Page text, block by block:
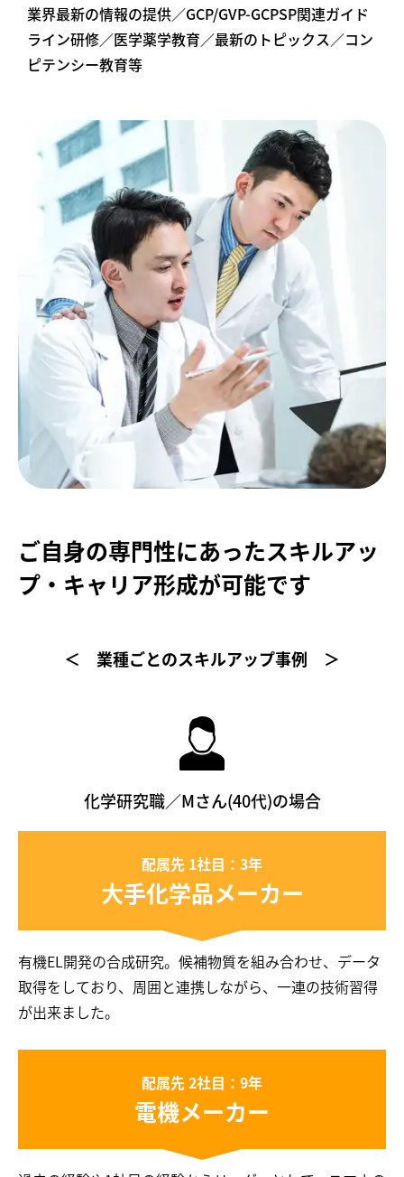
業界最新の情報の提供／GCP/GVP-GCPSP関連ガイド
ライン研修／医学薬学教育／最新のトピックス／コン
ピテンシー教育等
ご自身の専門性にあったスキルアッ
プ・キャリア形成が可能です
＜ 業種ごとのスキルアップ事例 ＞
化学研究職／Mさん(40代)の場合
配属先 1社目：3年
大手化学品メーカー
有機EL開発の合成研究。候補物質を組み合わせ、データ
取得をしており、周囲と連携しながら、一連の技術習得
が出来ました。
配属先 2社目：9年
電機メーカー